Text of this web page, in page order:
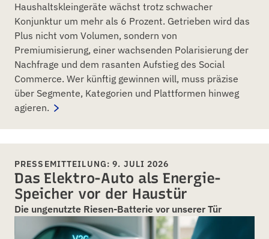
Haushaltskleingeräte wächst trotz schwacher
Konjunktur um mehr als 6 Prozent. Getrieben wird das
Plus nicht vom Volumen, sondern von
Premiumisierung, einer wachsenden Polarisierung der
Nachfrage und dem rasanten Aufstieg des Social
Commerce. Wer künftig gewinnen will, muss präzise
über Segmente, Kategorien und Plattformen hinweg
agieren.
PRESSEMITTEILUNG: 9. JULI 2026
Das Elektro-Auto als Energie-
Speicher vor der Haustür
Die ungenutzte Riesen-Batterie vor unserer Tür